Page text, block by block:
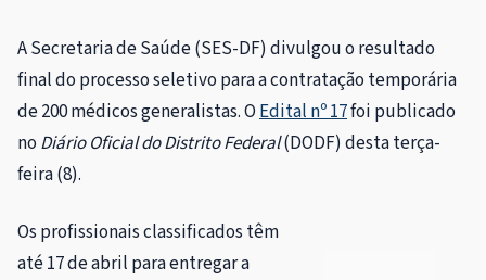
A Secretaria de Saúde (SES-DF) divulgou o resultado
final do processo seletivo para a contratação temporária
de 200 médicos generalistas. O Edital nº 17foi publicado
no Diário Oficial do Distrito Federal(DODF) desta terça-
feira (8).
Os profissionais classificados têm
até 17 de abril para entregar a